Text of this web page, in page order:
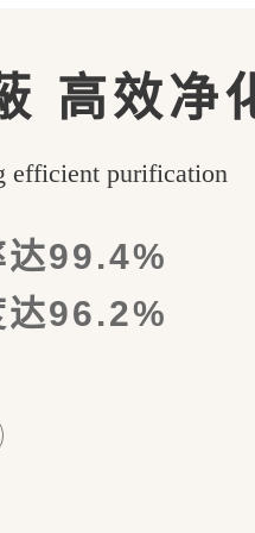
高效净
efficient purification
达99.4%
达96.2%